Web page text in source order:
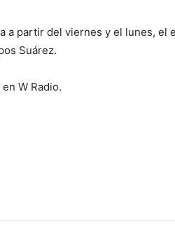
a partir del viernes y el lunes, el
Suárez.
W Radio.